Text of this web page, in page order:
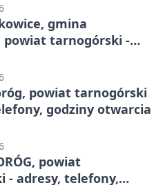
gmina
powiat tarnogórski -
powiat tarnogórski
godziny otwarcia
powiat
- adresy, telefony,